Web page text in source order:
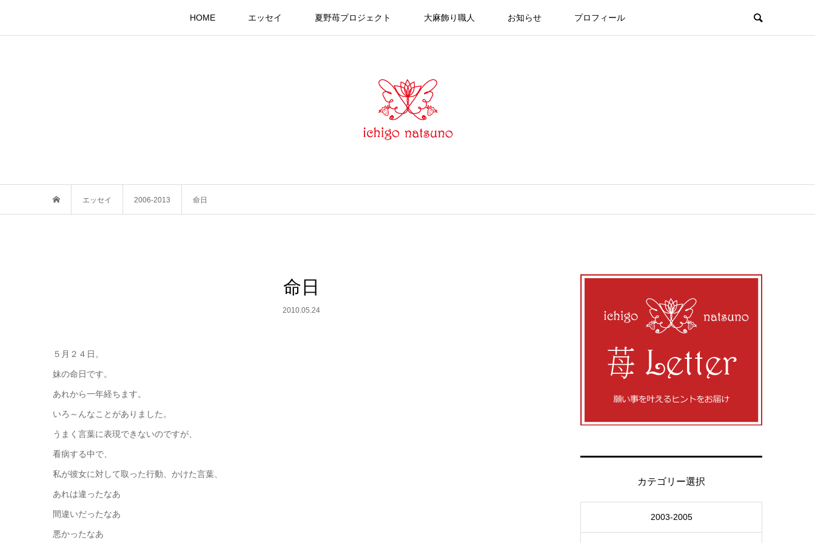
HOME エッセイ 夏野苺プロジェクト 大麻飾り職人 お知らせ プロフィール
エッセイ 2006-2013 命日
命日
2010.05.24
５月２４日。
妹の命日です。
あれから一年経ちます。
いろ～んなことがありました。
うまく言葉に表現できないのですが、
看病する中で、
私が彼女に対して取った行動、かけた言葉、
あれは違ったなあ
間違いだったなあ
悪かったなあ
カテゴリー選択
2003-2005